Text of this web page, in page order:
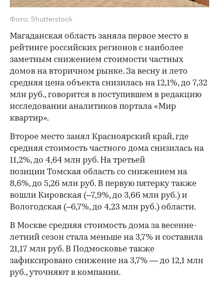
Фото: Shutterstock
Магаданская область заняла первое место в
рейтинге российских регионов с наиболее
заметным снижением стоимости частных
домов на вторичном рынке. За весну и лето
средняя цена объекта снизилась на 12,1%, до 7,32
млн руб., говорится в поступившем в редакцию
исследовании аналитиков портала «Мир
квартир».
Второе место занял Красноярский край, где
средняя стоимость частного дома снизилась на
11,2%, до 4,64 млн руб. На третьей
позиции Томская область со снижением на
8,6%, до 5,26 млн руб. В первую пятерку также
вошли Кировская (–7,9%, до 3,66 млн руб.) и
Вологодская (–6,7%, до 4,23 млн руб.) области.
В Москве средняя стоимость дома за весенне-
летний сезон стала меньше на 3,7% и составила
21,17 млн руб. В Подмосковье также
зафиксировано снижение на 3,7% — до 12,1 млн
руб., уточняют в компании.